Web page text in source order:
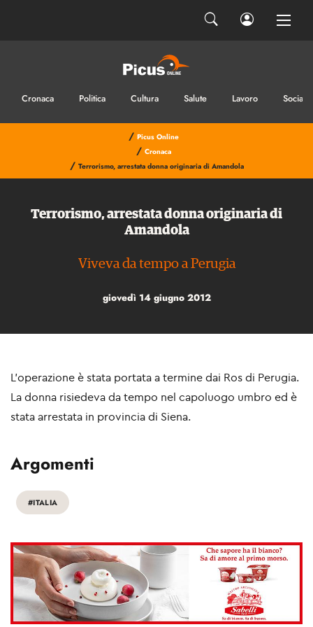
Cronaca Politica Cultura Salute Lavoro Sociale
/ Picus Online
/ Cronaca
/ Terrorismo, arrestata donna originaria di Amandola
Terrorismo, arrestata donna originaria di
Amandola
Viveva da tempo a Perugia
giovedì 14 giugno 2012
L'operazione è stata portata a termine dai Ros di Perugia.
La donna risiedeva da tempo nel capoluogo umbro ed è
stata arrestata in provincia di Siena.
Argomenti
#ITALIA